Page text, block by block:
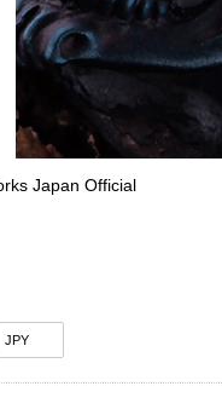
Japan Official